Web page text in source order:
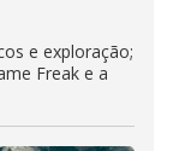
e exploração;
Freak e a